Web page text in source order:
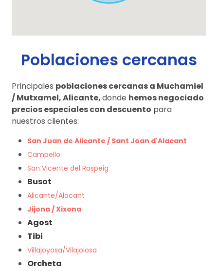
Poblaciones cercanas
Principales poblaciones cercanas a Muchamiel
/ Mutxamel, Alicante,donde hemos negociado
precios especiales con descuento para
nuestros clientes:
San Juan de Alicante / Sant Joan d'Alacant
Campello
San Vicente del Raspeig
Busot
Alicante/Alacant
Jijona / Xixona
Agost
Tibi
Villajoyosa/Vilajoiosa
Orcheta